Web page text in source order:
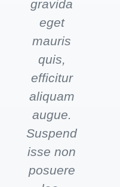
gravida
eget
mauris
quis,
efficitur
aliquam
augue.
Suspend
isse non
posuere